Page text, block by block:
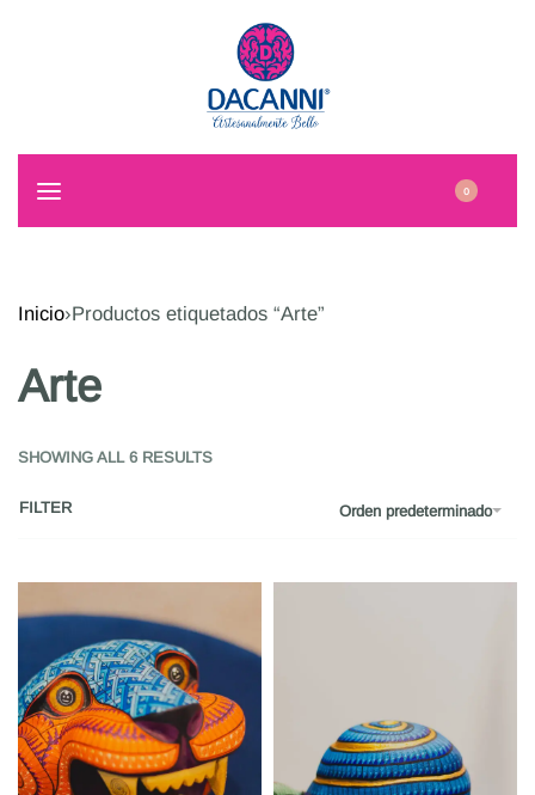
0
Inicio›Productos etiquetados “Arte”
Arte
SHOWING ALL 6 RESULTS
Orden predeterminado
FILTER